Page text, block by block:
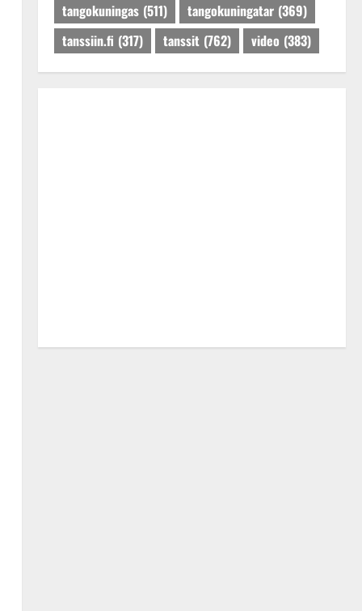
tangokuningas (511) tangokuningatar (369)
tanssiin.fi (317) tanssit (762) video (383)